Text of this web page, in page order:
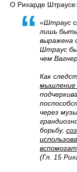
О Рихарде Штраусе:
«Штраус
лишь
выражена
Штраус
чем
Как
мышление
через
борьбу,
(Гл. 15